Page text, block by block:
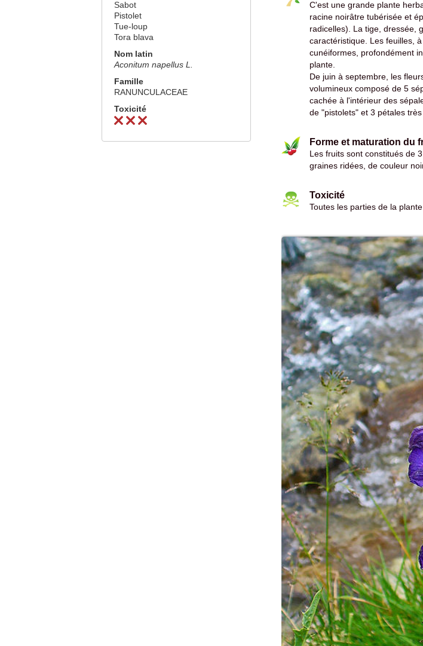
Sabot
Pistolet
Tue-loup
Tora blava
Nom latin
Aconitum napellus L.
Famille
RANUNCULACEAE
Toxicité
C'est une grande plante
racine noirâtre tubérisée et
radicelles). La tige, dressée,
caractéristique. Les feuilles,
cunéiformes, profondément
plante.
De juin à septembre, les
volumineux composé de 5
cachée à l'intérieur des
de "pistolets" et 3 pétales
Forme et maturation du
Les fruits sont constitués de
graines ridées, de couleur
Toxicité
Toutes les parties de la